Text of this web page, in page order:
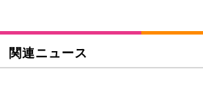
関連ニュース